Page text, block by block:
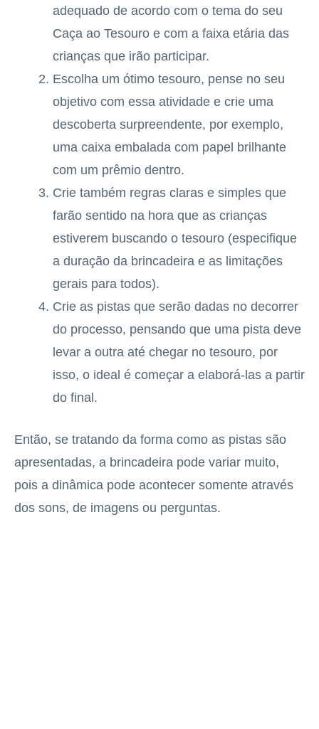
adequado de acordo com o tema do seu
Caça ao Tesouro e com a faixa etária das
crianças que irão participar.
Escolha um ótimo tesouro, pense no seu
objetivo com essa atividade e crie uma
descoberta surpreendente, por exemplo,
uma caixa embalada com papel brilhante
com um prêmio dentro.
Crie também regras claras e simples que
farão sentido na hora que as crianças
estiverem buscando o tesouro (especifique
a duração da brincadeira e as limitações
gerais para todos).
Crie as pistas que serão dadas no decorrer
do processo, pensando que uma pista deve
levar a outra até chegar no tesouro, por
isso, o ideal é começar a elaborá-las a partir
do final.
Então, se tratando da forma como as pistas são
apresentadas, a brincadeira pode variar muito,
pois a dinâmica pode acontecer somente através
dos sons, de imagens ou perguntas.